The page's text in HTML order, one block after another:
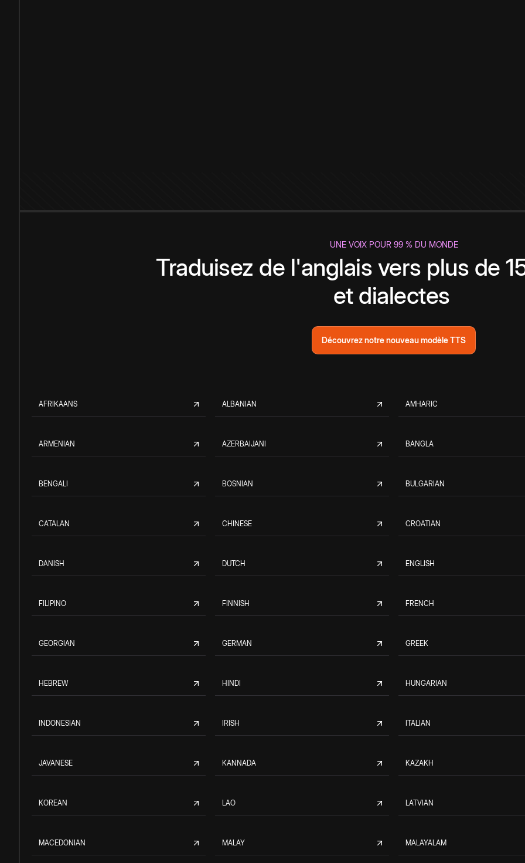
UNE VOIX POUR 99 % DU MONDE
Traduisez de l'anglais vers plus de
et dialectes
Découvrez notre nouveau modèle TTS
AFRIKAANS ALBANIAN AMHARIC
ARMENIAN AZERBAIJANI BANGLA
BENGALI BOSNIAN BULGARIAN
CATALAN CHINESE CROATIAN
DANISH DUTCH ENGLISH
FILIPINO FINNISH FRENCH
GEORGIAN GERMAN GREEK
HEBREW HINDI HUNGARIAN
INDONESIAN IRISH ITALIAN
JAVANESE KANNADA KAZAKH
KOREAN LAO LATVIAN
MACEDONIAN MALAY MALAYALAM